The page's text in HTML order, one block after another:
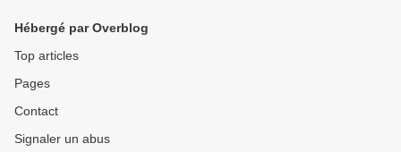
Hébergé par Overblog
Top articles
Pages
Contact
Signaler un abus